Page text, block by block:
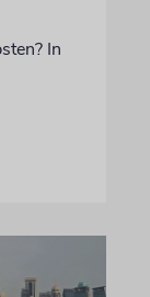
In